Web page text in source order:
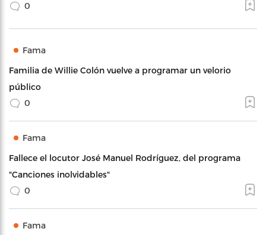
0
Fama
Familia de Willie Colón vuelve a programar un velorio
público
0
Fama
Fallece el locutor José Manuel Rodríguez, del programa
"Canciones inolvidables"
0
Fama